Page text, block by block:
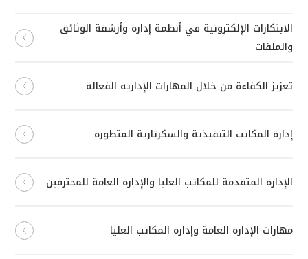
الابتكارات الإلكترونية في أنظمة إدارة وأرشفة الوثائق
والملفات
تعزيز الكفاءة من خلال المهارات الإدارية الفعالة
إدارة المكاتب التنفيذية والسكرتارية المتطورة
الإدارة المتقدمة للمكاتب العليا والإدارة العامة للمحترفين
مهارات الإدارة العامة وإدارة المكاتب العليا